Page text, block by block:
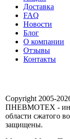
Доставка
FAQ
Новости
Блог
О компании
Отзывы
Контакты
Copyright 2005-
ПНЕВМОТЕХ -
области сжатого
защищены.